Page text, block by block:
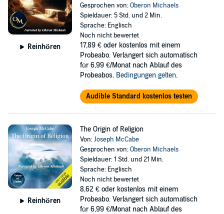
Reinhören
Gesprochen von:Oberon Michaels
Spieldauer: 5 Std. und 2 Min.
Sprache: Englisch
Noch nicht bewertet
17,89 € oder kostenlos mit einem
Probeabo. Verlängert sich automatisch
für 6,99 €/Monat nach Ablauf des
Probeabos. Bedingungen gelten.
Audible Standard kostenlos testen
Reinhören
The Origin of Religion
Von:Joseph McCabe
Gesprochen von:Oberon Michaels
Spieldauer: 1 Std. und 21 Min.
Sprache: Englisch
Noch nicht bewertet
8,62 € oder kostenlos mit einem
Probeabo. Verlängert sich automatisch
für 6,99 €/Monat nach Ablauf des